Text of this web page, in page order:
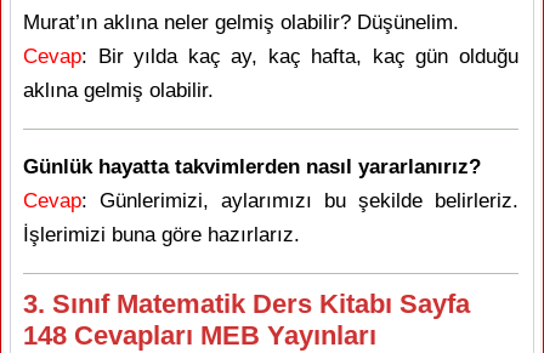
Murat’ın aklına neler gelmiş olabilir? Düşünelim.
Cevap: Bir yılda kaç ay, kaç hafta, kaç gün olduğu
aklına gelmiş olabilir.
Günlük hayatta takvimlerden nasıl yararlanırız?
Cevap: Günlerimizi, aylarımızı bu şekilde belirleriz.
İşlerimizi buna göre hazırlarız.
3. Sınıf Matematik Ders Kitabı Sayfa
148 Cevapları MEB Yayınları